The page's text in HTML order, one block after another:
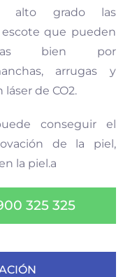
alto grado las
que pueden
bien por
arrugas y
de CO2.
conseguir el
de la piel,
la piel.a
325 325